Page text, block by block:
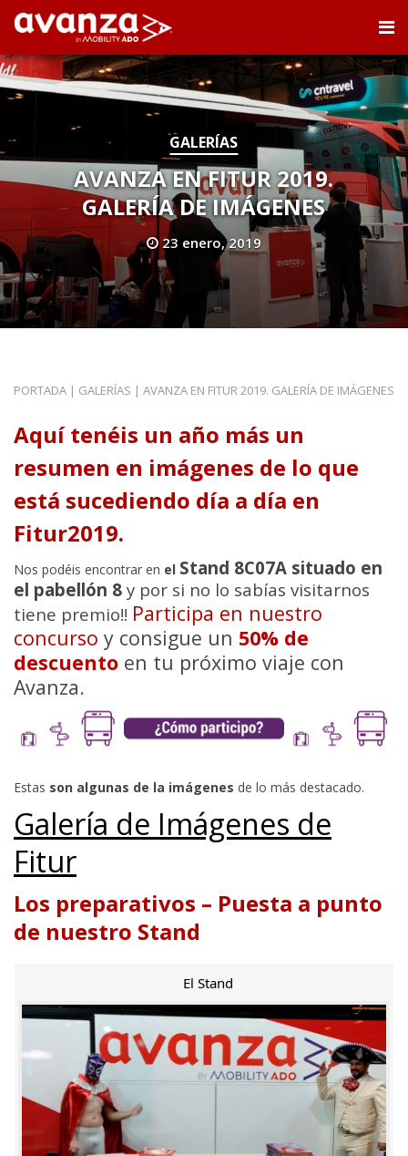
GALERÍAS
AVANZA EN FITUR 2019.
GALERÍA DE IMÁGENES
23 enero, 2019
PORTADA | GALERÍAS | AVANZA EN FITUR 2019. GALERÍA DE IMÁGENES
Aquí tenéis un año más un
resumen en imágenes de lo que
está sucediendo día a día en
Fitur2019.
Nos podéis encontrar en el Stand 8C07A situado en
el pabellón 8 y por si no lo sabías visitarnos
tiene premio!! Participa en nuestro
concurso y consigue un 50% de
descuento en tu próximo viaje con
Avanza.
Estas son algunas de la imágenes de lo más destacado.
Galería de Imágenes de
Fitur
Los preparativos – Puesta a punto
de nuestro Stand
El Stand